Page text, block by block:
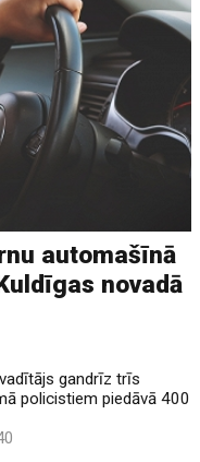
automašīnā
novadā
gandrīz trīs
policistiem piedāvā 400